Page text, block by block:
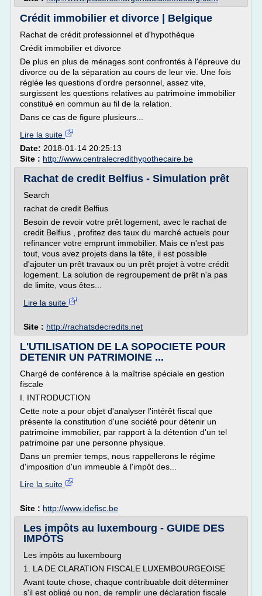
Crédit immobilier et divorce | Belgique
Rachat de crédit professionnel et d'hypothèque
Crédit immobilier et divorce
De plus en plus de ménages sont confrontés à l'épreuve du
divorce ou de la séparation au cours de leur vie. Une fois
réglée les questions d'ordre personnel, assez vite,
surgissent les questions relatives au patrimoine immobilier
constitué en commun au fil de la relation.
Dans ce cas de figure plusieurs...
Lire la suite
Date: 2018-01-14 20:25:13
Site : http://www.centralecredithypothecaire.be
Rachat de credit Belfius - Simulation prêt
Search
rachat de credit Belfius
Besoin de revoir votre prêt logement, avec le rachat de
credit Belfius , profitez des taux du marché actuels pour
refinancer votre emprunt immobilier. Mais ce n'est pas
tout, vous avez projets dans la tête, il est possible
d'ajouter un prêt travaux ou un prêt projet à votre crédit
logement. La solution de regroupement de prêt n'a pas
de limite, vous êtes...
Lire la suite
Site : http://rachatsdecredits.net
L'UTILISATION DE LA SOPOCIETE POUR
DETENIR UN PATRIMOINE ...
Chargé de conférence à la maîtrise spéciale en gestion
fiscale
I. INTRODUCTION
Cette note a pour objet d'analyser l'intérêt fiscal que
présente la constitution d'une société pour détenir un
patrimoine immobilier, par rapport à la détention d'un tel
patrimoine par une personne physique.
Dans un premier temps, nous rappellerons le régime
d'imposition d'un immeuble à l'impôt des...
Lire la suite
Site : http://www.idefisc.be
Les impôts au luxembourg - GUIDE DES
IMPÔTS
Les impôts au luxembourg
1. LA DE CLARATION FISCALE LUXEMBOURGEOISE
Avant toute chose, chaque contribuable doit déterminer
s'il est obligé ou non, de remplir une déclaration fiscale